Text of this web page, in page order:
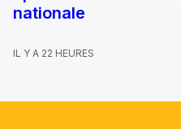
nationale
IL Y A 22 HEURES